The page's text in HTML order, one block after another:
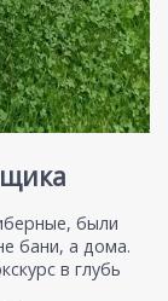
были
бани, а дома.
в глубь